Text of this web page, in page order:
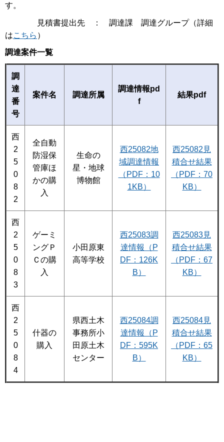
す。
見積書提出先 ： 調達課 調達グループ（詳細
はこちら ）
調達案件一覧
調
達
番
号
案件名 調達所属
調達情報pd
f
結果pdf
西
2
5
0
8
2
全自動
防湿保
管庫ほ
かの購
入
生命の
星・地球
博物館
西25082地
域調達情報
（PDF：10
1KB）
西25082見
積合せ結果
（PDF：70
KB）
西
2
5
0
8
3
ゲーミ
ングＰ
Ｃの購
入
小田原東
高等学校
西25083調
達情報（P
DF：126K
B）
西25083見
積合せ結果
（PDF：67
KB）
西
2
5
0
8
4
什器の
購入
県西土木
事務所小
田原土木
センター
西25084調
達情報（P
DF：595K
B）
西25084見
積合せ結果
（PDF：65
KB）